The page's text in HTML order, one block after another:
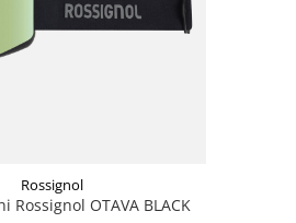
Rossignol
Rossignol OTAVA BLACK